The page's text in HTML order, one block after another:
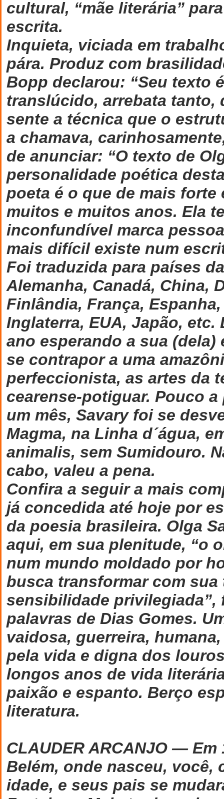
cultural, “mãe literária”
escrita.
Inquieta, viciada em
pára. Produz com
Bopp declarou: “Seu texto
translúcido, arrebata tanto,
sente a técnica que o
a chamava,
de anunciar: “O texto de
personalidade poética
poeta é o que de mais forte
muitos e muitos anos. Ela
inconfundível marca
mais difícil existe num
Foi traduzida para países
Alemanha, Canadá, China,
Finlândia, França,
Inglaterra, EUA, Japão, etc.
ano esperando a sua (dela)
se contrapor a uma
perfeccionista, as artes da
cearense-potiguar. Pouco
um mês, Savary foi se
Magma, na Linha d´água,
animalis, sem Sumidouro.
cabo, valeu a pena.
Confira a seguir a mais
já concedida até hoje por
da poesia brasileira. Olga
aqui, em sua plenitude, “o
num mundo moldado por
busca transformar com sua
sensibilidade privilegiada”,
palavras de Dias Gomes.
vaidosa, guerreira,
pela vida e digna dos
longos anos de vida
paixão e espanto. Berço
literatura.
CLAUDER ARCANJO — Em
Belém, onde nasceu, você,
idade, e seus pais se